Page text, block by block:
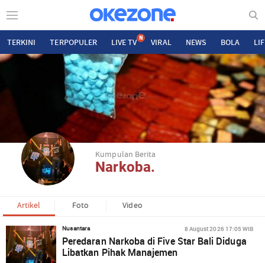
TERKINI TERPOPULER LIVE TV N VIRAL NEWS BOLA
Kumpulan Berita
Narkoba.
Artikel Foto Video
Nusantara 8 August 2026 17:05 WIB
Peredaran Narkoba di Five Star Bali Diduga
Libatkan Pihak Manajemen